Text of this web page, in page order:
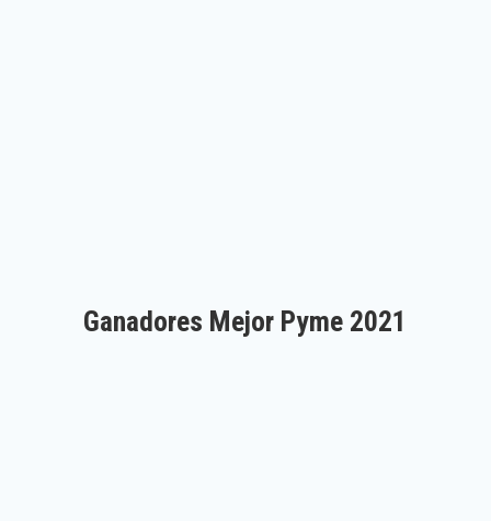
Ganadores Mejor Pyme 2021